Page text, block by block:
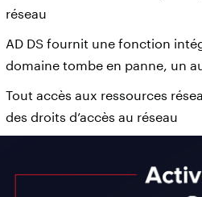
réseau
AD DS fournit une fonction
domaine tombe en panne, un
Tout accès aux ressources
des droits d’accès au réseau